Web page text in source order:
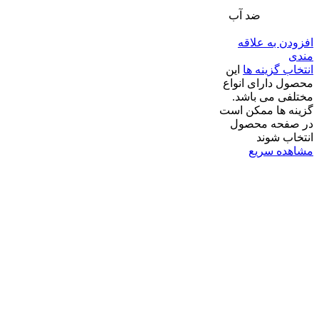
ضد آب
افزودن به علاقه
مندی
انتخاب گزینه ها این
محصول دارای انواع
مختلفی می باشد.
گزینه ها ممکن است
در صفحه محصول
انتخاب شوند
مشاهده سریع